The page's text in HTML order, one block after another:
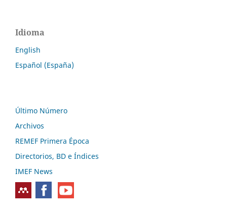
Idioma
English
Español (España)
Último Número
Archivos
REMEF Primera Época
Directorios, BD e Índices
IMEF News